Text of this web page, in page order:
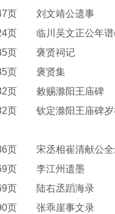
页 刘文靖公遗事
页 临川吴文正公年谱
页 褒贤祠记
页 褒贤集
页 敕赐滁阳王庙碑
页 钦定滁阳王庙碑岁
页 宋丞相崔清献公全
页 李江州遗墨
页 陆右丞蹈海录
页 张乖崖事文录